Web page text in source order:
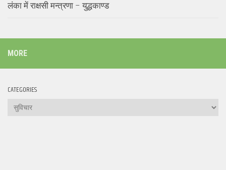
लंका में राक्षसी मन्त्रणा – युद्धकाण्ड
MORE
CATEGORIES
Categories